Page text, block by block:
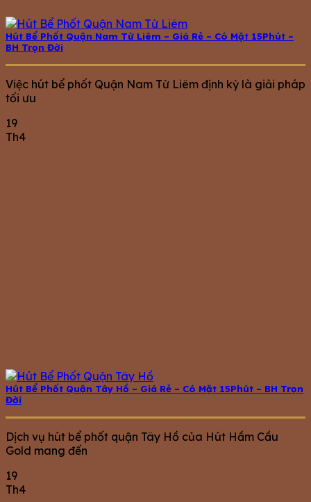
Hút Bể Phốt Quận Nam Từ Liêm – Giá Rẻ – Có Mặt 15Phút –
BH Trọn Đời
Việc hút bể phốt Quận Nam Từ Liêm định kỳ là giải pháp
tối ưu
19
Th4
Hút Bể Phốt Quận Tây Hồ – Giá Rẻ – Có Mặt 15Phút – BH Trọn
Đời
Dịch vụ hút bể phốt quận Tây Hồ của Hút Hầm Cầu
Gold mang đến
19
Th4